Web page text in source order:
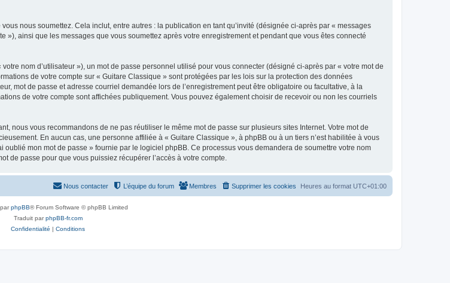
nous soumettez. Cela inclut, entre autres : la publication en tant qu’invité (désignée ci-après par « messages
»), ainsi que les messages que vous soumettez après votre enregistrement et pendant que vous êtes connecté
nom d’utilisateur »), un mot de passe personnel utilisé pour vous connecter (désigné ci-après par « votre mot de
de votre compte sur « Guitare Classique » sont protégées par les lois sur la protection des données
mot de passe et adresse courriel demandée lors de l’enregistrement peut être obligatoire ou facultative, à la
de votre compte sont affichées publiquement. Vous pouvez également choisir de recevoir ou non les courriels
nous vous recommandons de ne pas réutiliser le même mot de passe sur plusieurs sites Internet. Votre mot de
En aucun cas, une personne affiliée à « Guitare Classique », à phpBB ou à un tiers n’est habilitée à vous
mon mot de passe » fournie par le logiciel phpBB. Ce processus vous demandera de soumettre votre nom
de passe pour que vous puissiez récupérer l’accès à votre compte.
Heures au format UTC+01:00
Supprimer les cookies
Membres
L’équipe du forum
Nous contacter
phpBB® Forum Software © phpBB Limited
Traduit parphpBB-fr.com
Confidentialité | Conditions